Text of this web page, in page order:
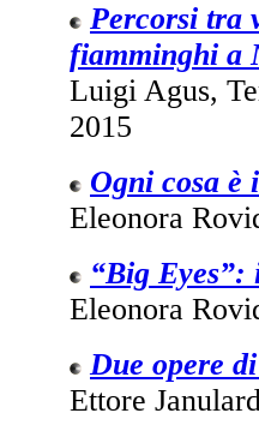
Percorsi tra
fiamminghi a
Luigi Agus,
2015
Ogni cosa
Eleonora
“Big Eyes”:
Eleonora
Due opere
Ettore